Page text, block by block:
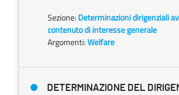
Sezione: Determinazioni dirigenziali
contenuto di interesse generale
Argomenti:Welfare
DETERMINAZIONE DEL